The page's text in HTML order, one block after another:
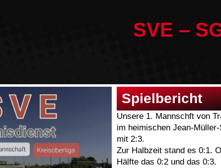
SVE –
Spielbericht
Unsere 1. Mannschft von
im heimischen Jean-
mit 2:3.
Zur Halbzeit stand es 0:1.
Hälfte das 0:2 und das 0:3.